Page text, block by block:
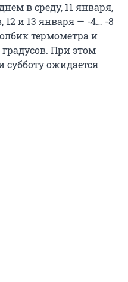
в среду, 11 января,
12 и 13 января — -4… -8
термометра и
При этом
субботу ожидается